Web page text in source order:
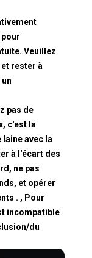
Veuillez
rester à
pas de
c'est la
avec la
à l'écart des
ne pas
et opérer
. , Pour
incompatible
du